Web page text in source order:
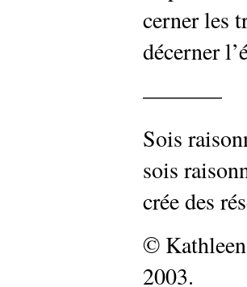
cerner les
décerner
———–
Sois
sois
crée des
©
2003.